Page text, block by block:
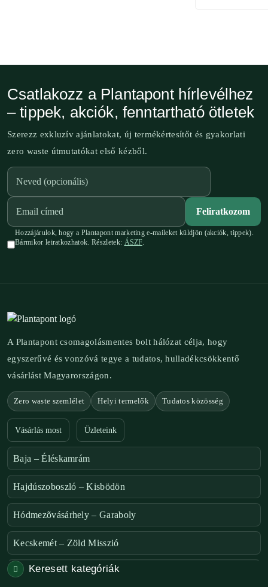
Csatlakozz a Plantapont hírlevélhez
– tippek, akciók, fenntartható ötletek
Szerezz exkluzív ajánlatokat, új termékértesítőt és gyakorlati
zero waste útmutatókat első kézből.
Feliratkozom
Hozzájárulok, hogy a Plantapont marketing e-maileket küldjön (akciók, tippek).
Bármikor leiratkozhatok. Részletek: ÁSZF.
A Plantapont csomagolásmentes bolt hálózat célja, hogy
egyszerűvé és vonzóvá tegye a tudatos, hulladékcsökkentő
vásárlást Magyarországon.
Zero waste szemlélet Helyi termelők Tudatos közösség
Vásárlás most Üzleteink
Baja – Éléskamrám
Hajdúszoboszló – Kisbödön
Hódmezõvásárhely – Garaboly
Kecskemét – Zöld Misszió
Székesfehérvár – Zöld Sarok
Keresett kategóriák